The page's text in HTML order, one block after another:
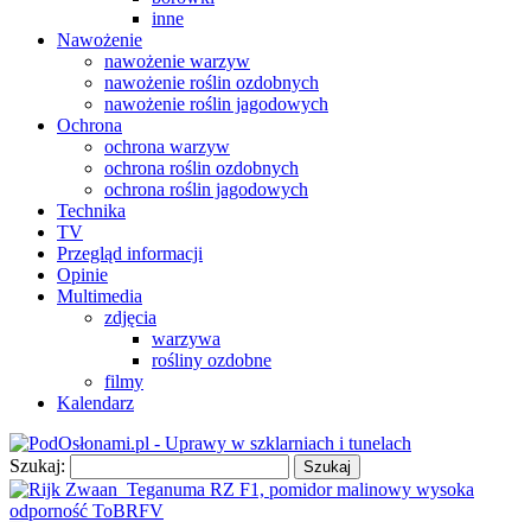
inne
Nawożenie
nawożenie warzyw
nawożenie roślin ozdobnych
nawożenie roślin jagodowych
Ochrona
ochrona warzyw
ochrona roślin ozdobnych
ochrona roślin jagodowych
Technika
TV
Przegląd informacji
Opinie
Multimedia
zdjęcia
warzywa
rośliny ozdobne
filmy
Kalendarz
Szukaj: